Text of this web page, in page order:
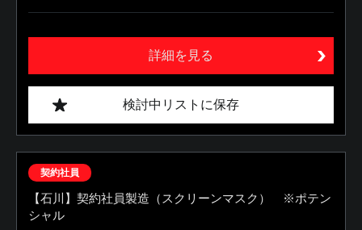
詳細を見る
検討中リストに保存
契約社員
【石川】契約社員製造（スクリーンマスク） ※ポテン
シャル